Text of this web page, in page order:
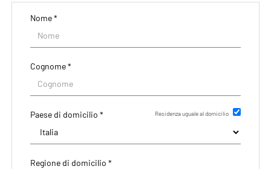
DE
ES
PT
Nome *
Cognome *
Paese di domicilio * Residenza uguale al domicilio
Regione di domicilio *